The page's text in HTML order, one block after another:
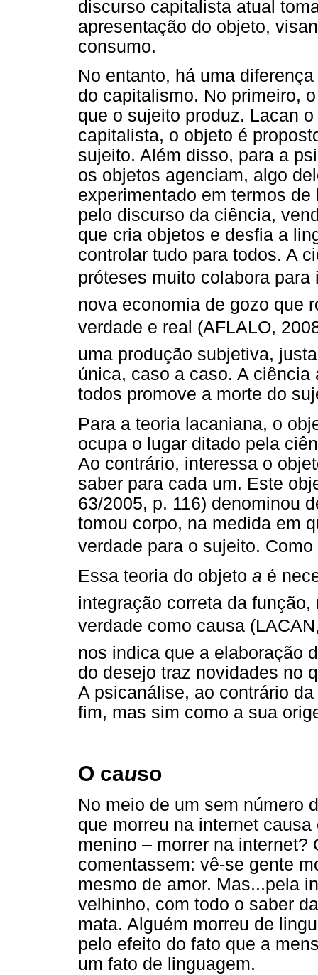
discurso capitalista atual
apresentação do objeto,
consumo.
No entanto, há uma
do capitalismo. No primeiro,
que o sujeito produz. Lacan
capitalista, o objeto é
sujeito. Além disso, para a
os objetos agenciam, algo
experimentado em termos
pelo discurso da ciência,
que cria objetos e desfia a
controlar tudo para todos. A
próteses muito colabora para
nova economia de gozo que
verdade e real (AFLALO,
uma produção subjetiva,
única, caso a caso. A
todos promove a morte do
Para a teoria lacaniana, o
ocupa o lugar ditado pela
Ao contrário, interessa o
saber para cada um. Este
63/2005, p. 116) denominou
tomou corpo, na medida em
verdade para o sujeito. Como
Essa teoria do objeto a é
integração correta da
verdade como causa
nos indica que a elaboração
do desejo traz novidades no
A psicanálise, ao contrário
fim, mas sim como a sua
O causo
No meio de um sem número
que morreu na internet
menino – morrer na
comentassem: vê-se gente
mesmo de amor. Mas...pela
velhinho, com todo o saber
mata. Alguém morreu de
pelo efeito do fato que a
um fato de linguagem.